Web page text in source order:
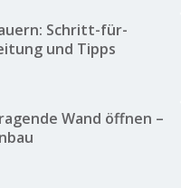
Schritt-für-
und Tipps
Wand öffnen –